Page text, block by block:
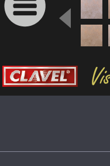
Другие
эффекты
Другие
интерьеры